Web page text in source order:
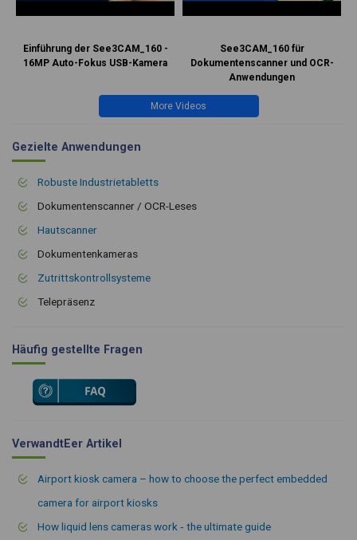
Einführung der See3CAM_160 -
16MP Auto-Fokus USB-Kamera
See3CAM_160 für
Dokumentenscanner und OCR-
Anwendungen
More Videos
Gezielte Anwendungen
Robuste Industrietabletts
Dokumentenscanner / OCR-Leses
Hautscanner
Dokumentenkameras
Zutrittskontrollsysteme
Telepräsenz
Häufig gestellte Fragen
VerwandtEer Artikel
Airport kiosk camera – how to choose the perfect embedded
camera for airport kiosks
How liquid lens cameras work ‑ the ultimate guide